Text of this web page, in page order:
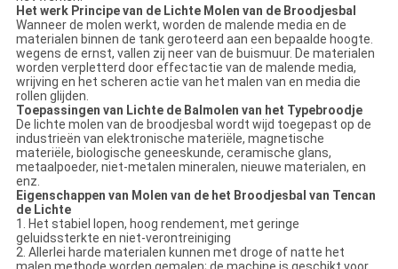
Het werk Principe van de Lichte Molen van de Broodjesbal
Wanneer de molen werkt, worden de malende media en de
materialen binnen de tank geroteerd aan een bepaalde hoogte.
wegens de ernst, vallen zij neer van de buismuur. De materialen
worden verpletterd door effectactie van de malende media,
wrijving en het scheren actie van het malen van en media die
rollen glijden.
Toepassingen van Lichte de Balmolen van het Typebroodje
De lichte molen van de broodjesbal wordt wijd toegepast op de
industrieën van elektronische materiële, magnetische
materiële, biologische geneeskunde, ceramische glans,
metaalpoeder, niet-metalen mineralen, nieuwe materialen, en
enz.
Eigenschappen van Molen van de het Broodjesbal van Tencan
de Lichte
1. Het stabiel lopen, hoog rendement, met geringe
geluidssterkte en niet-verontreiniging
2. Allerlei harde materialen kunnen met droge of natte het